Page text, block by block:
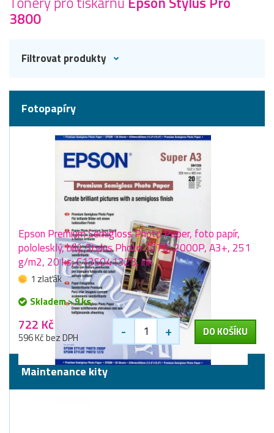
3800
Filtrovat produkty
Fotopapíry
Epson Premium Semigloss Photo Paper, foto papír,
pololesklý, bílý, Stylus Photo 1270, 2000P, A3+, 251
g/m2, 20 ks, C13S041328, ink
1 zlaťák
Skladem > 9 ks
722 Kč
596 Kč bez DPH - + DO KOŠÍKU
Maintenance kity